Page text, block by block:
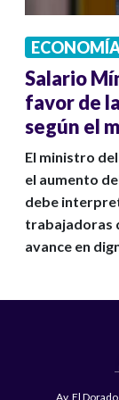
Salario
favor de
según el
El ministro
el aumento
debe
trabajadoras
avance en
Av. El